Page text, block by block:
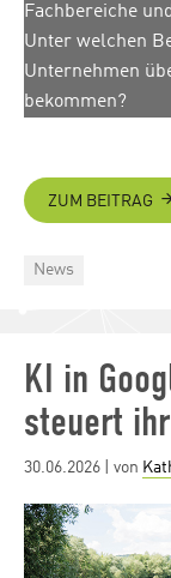
Fachbereiche
Unter welchen
Unternehmen
bekommen?
ZUM BEITRAG
Categories
News
KI in
steuert
Posted
30.06.2026 | von